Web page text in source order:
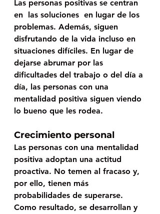
Las personas positivas se centran
en las soluciones en lugar de los
problemas. Además, siguen
disfrutando de la vida incluso en
situaciones difíciles. En lugar de
dejarse abrumar por las
dificultades del trabajo o del día a
día, las personas con una
mentalidad positiva siguen viendo
lo bueno que les rodea.
Crecimiento personal
Las personas con una mentalidad
positiva adoptan una actitud
proactiva. No temen al fracaso y,
por ello, tienen más
probabilidades de superarse.
Como resultado, se desarrollan y